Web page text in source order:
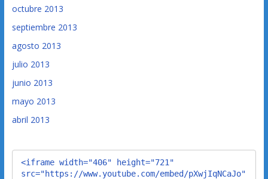
octubre 2013
septiembre 2013
agosto 2013
julio 2013
junio 2013
mayo 2013
abril 2013
<iframe width="406" height="721"
src="https://www.youtube.com/embed/pXwjIqNCaJo"